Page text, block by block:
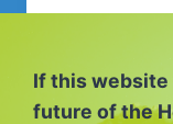
If this website
future of the